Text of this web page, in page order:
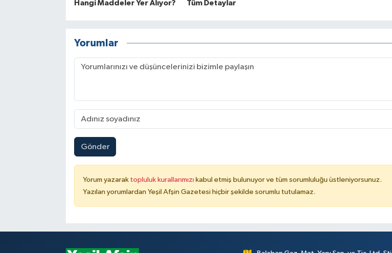
Hangi Maddeler Yer Alıyor?
Tüm Detaylar
Yorumlar
Gönder
Yorum yazarak topluluk kurallarımızı kabul etmiş bulunuyor ve tüm sorumluluğu üstleniyorsunuz.
Yazılan yorumlardan Yeşil Afşin Gazetesi hiçbir şekilde sorumlu tutulamaz.